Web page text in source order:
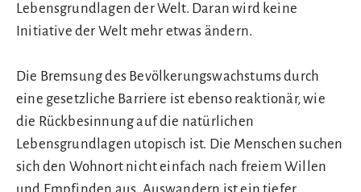
Lebensgrundlagen der Welt. Daran wird keine
Initiative der Welt mehr etwas ändern.
Die Bremsung des Bevölkerungswachstums durch
eine gesetzliche Barriere ist ebenso reaktionär, wie
die Rückbesinnung auf die natürlichen
Lebensgrundlagen utopisch ist. Die Menschen suchen
sich den Wohnort nicht einfach nach freiem Willen